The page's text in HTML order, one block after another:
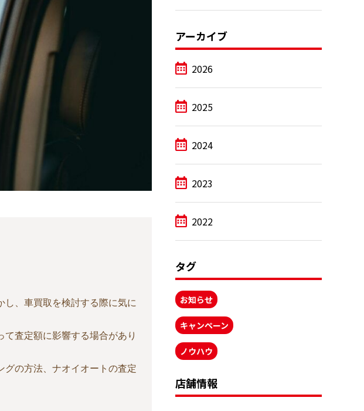
、車買取を検討する際に気に
査定額に影響する場合があり
グの方法、ナオイオートの査定
アーカイブ
2026
2025
2024
2023
2022
タグ
お知らせ
キャンペーン
ノウハウ
店舗情報